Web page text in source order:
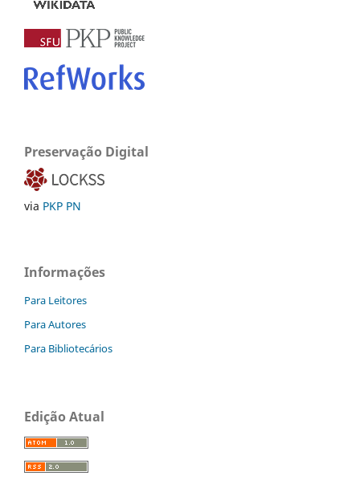
Preservação Digital
via PKP PN
Informações
Para Leitores
Para Autores
Para Bibliotecários
Edição Atual